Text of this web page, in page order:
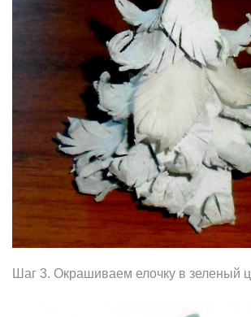
Шаг 3. Окрашиваем елочку в зеленый